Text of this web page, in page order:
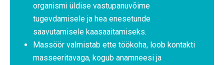
organismi üldise vastupanuvõime
tugevdamisele ja hea enesetunde
saavutamisele kaasaaitamiseks.
Massöör valmistab ette töökoha, loob kontakti
masseeritavaga, kogub anamneesi ja